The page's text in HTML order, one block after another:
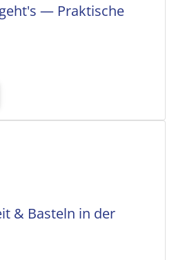
— Praktische
& Basteln in der